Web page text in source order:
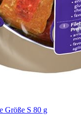
Größe S 80 g